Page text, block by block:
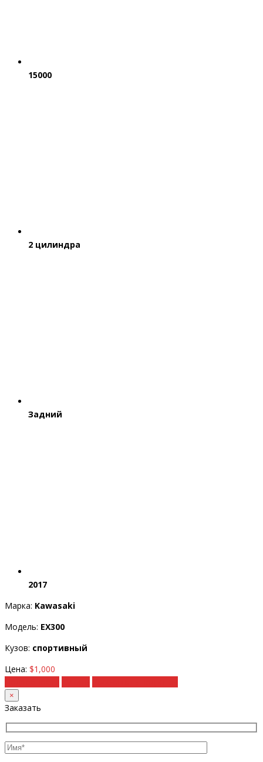
15000
2 цилиндра
Задний
2017
Марка: Kawasaki
Модель: EX300
Кузов: спортивный
Цена: $1,000
×
Заказать